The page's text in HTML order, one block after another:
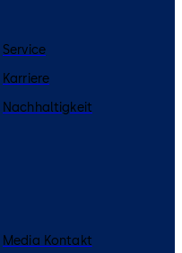
Service
Karriere
Nachhaltigkeit
Media Kontakt